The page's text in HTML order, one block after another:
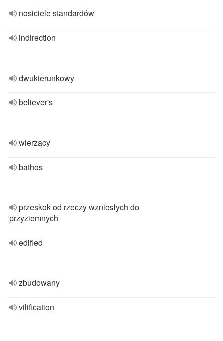
nosiciele standardów
indirection
dwukierunkowy
believer's
wierzący
bathos
przeskok od rzeczy wzniosłych do
przyziemnych
edified
zbudowany
vilification